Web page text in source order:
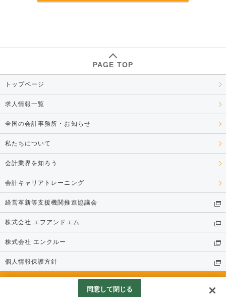
PAGE TOP
トップページ
求人情報一覧
全国の会計事務所・お知らせ
私たちについて
会計業界を知ろう
会計キャリアトレーニング
経営革新等支援機関推進協議会
株式会社 エフアンドエム
株式会社 エンクルー
個人情報保護方針
同意して閉じる